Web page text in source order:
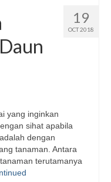
19
OCT 2018
yang inginkan
sihat apabila
dengan
tanaman. Antara
terutamanya